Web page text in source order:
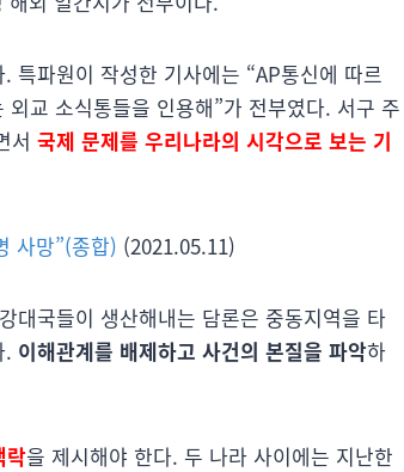
. 특파원이 작성한 기사에는 “AP통신에 따르
교 소식통들을 인용해”가 전부였다. 서구 주
서 국제 문제를 우리나라의 시각으로 보는 기
사망”(종합) (2021.05.11)
대국들이 생산해내는 담론은 중동지역을 타
. 이해관계를 배제하고 사건의 본질을 파악하
락을 제시해야 한다. 두 나라 사이에는 지난한